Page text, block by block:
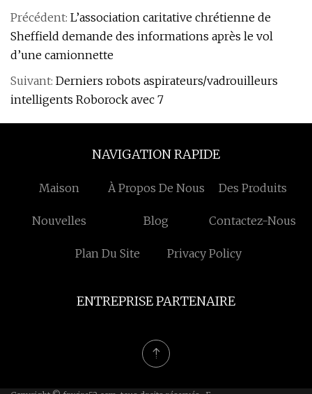
Précédent: L’association caritative chrétienne de
Sheffield demande des informations après le vol
d’une camionnette
Suivant: Derniers robots aspirateurs/vadrouilleurs
intelligents Roborock avec 7
NAVIGATION RAPIDE
Maison À Propos De Nous Des Produits
Nouvelles Blog Contactez-Nous
Plan Du Site Privacy Policy
ENTREPRISE PARTENAIRE